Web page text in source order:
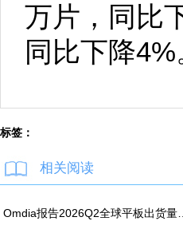
万片，同比
同比下降4%
标签：
相关阅读